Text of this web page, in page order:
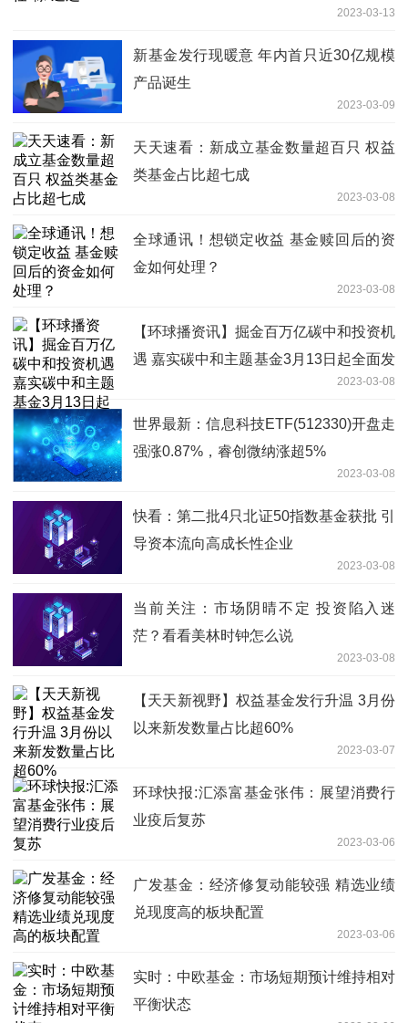
2023-03-13
新基金发行现暖意 年内首只近30亿规模
产品诞生
2023-03-09
天天速看：新成立基金数量超百只 权益
类基金占比超七成
2023-03-08
全球通讯！想锁定收益 基金赎回后的资
金如何处理？
2023-03-08
【环球播资讯】掘金百万亿碳中和投资机
遇 嘉实碳中和主题基金3月13日起全面发
2023-03-08
世界最新：信息科技ETF(512330)开盘走
强涨0.87%，睿创微纳涨超5%
2023-03-08
快看：第二批4只北证50指数基金获批 引
导资本流向高成长性企业
2023-03-08
当前关注：市场阴晴不定 投资陷入迷
茫？看看美林时钟怎么说
2023-03-08
【天天新视野】权益基金发行升温 3月份
以来新发数量占比超60%
2023-03-07
环球快报:汇添富基金张伟：展望消费行
业疫后复苏
2023-03-06
广发基金：经济修复动能较强 精选业绩
兑现度高的板块配置
2023-03-06
实时：中欧基金：市场短期预计维持相对
平衡状态